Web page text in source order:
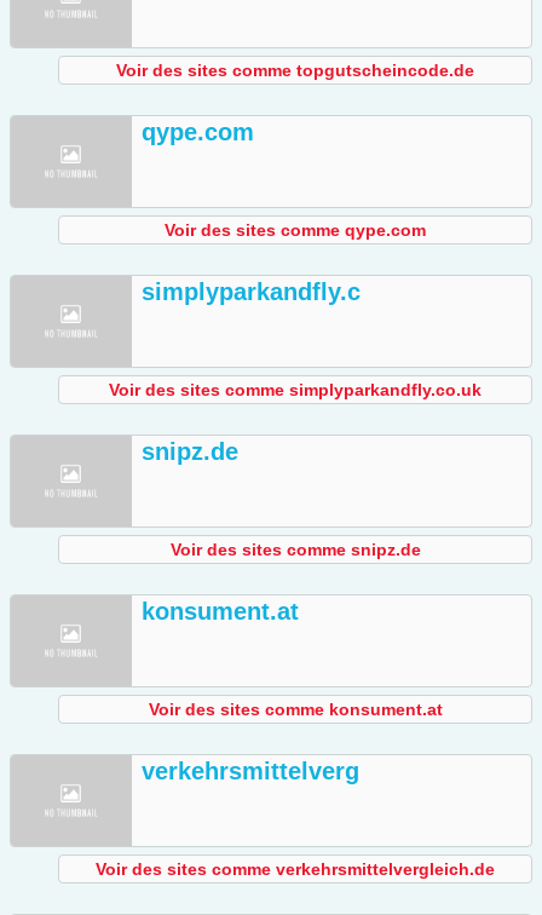
Voir des sites comme topgutscheincode.de
qype.com
Voir des sites comme qype.com
simplyparkandfly.c
Voir des sites comme simplyparkandfly.co.uk
snipz.de
Voir des sites comme snipz.de
konsument.at
Voir des sites comme konsument.at
verkehrsmittelverg
Voir des sites comme verkehrsmittelvergleich.de